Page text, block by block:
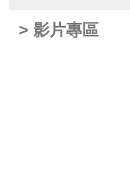
> 影片專區